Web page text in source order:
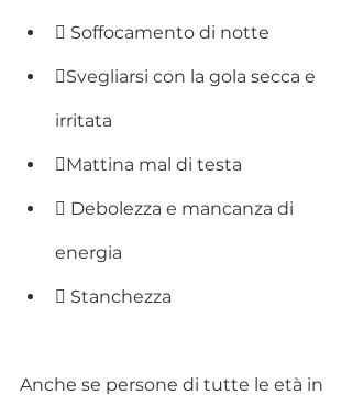
 Soffocamento di notte
Svegliarsi con la gola secca e
irritata
Mattina mal di testa
 Debolezza e mancanza di
energia
 Stanchezza
Anche se persone di tutte le età in